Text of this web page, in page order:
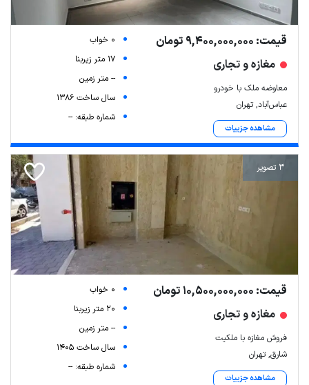
قیمت: 9,400,000,000 تومان
مغازه و تجاری
معاوضه ملک با خودرو
عباس‌آباد, تهران
مشاهده جزییات
0 خواب
17 متر زیربنا
-- متر زمین
سال ساخت 1386
شماره طبقه: --
3 تصویر
قیمت: 10,500,000,000 تومان
مغازه و تجاری
فروش مغازه با ملکیت
شارق, تهران
مشاهده جزییات
0 خواب
20 متر زیربنا
-- متر زمین
سال ساخت 1405
شماره طبقه: --